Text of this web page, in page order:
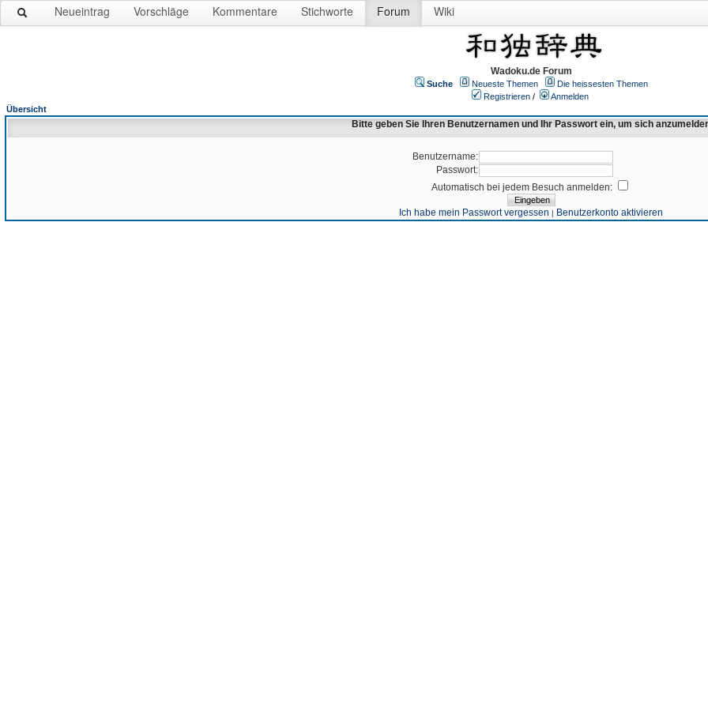
Neueintrag Vorschläge Kommentare Stichworte Forum Wiki
Wadoku.de Forum
Suche Neueste Themen
Die heissesten Themen
Registrieren /
Anmelden
Übersicht
Bitte geben Sie Ihren Benutzernamen und Ihr Passwort ein, um sich
Benutzername:
Passwort:
Automatisch bei jedem Besuch anmelden:
Ich habe mein Passwort vergessen | Benutzerkonto aktivieren